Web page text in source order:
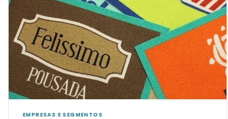
EMPRESAS E SEGMENTOS